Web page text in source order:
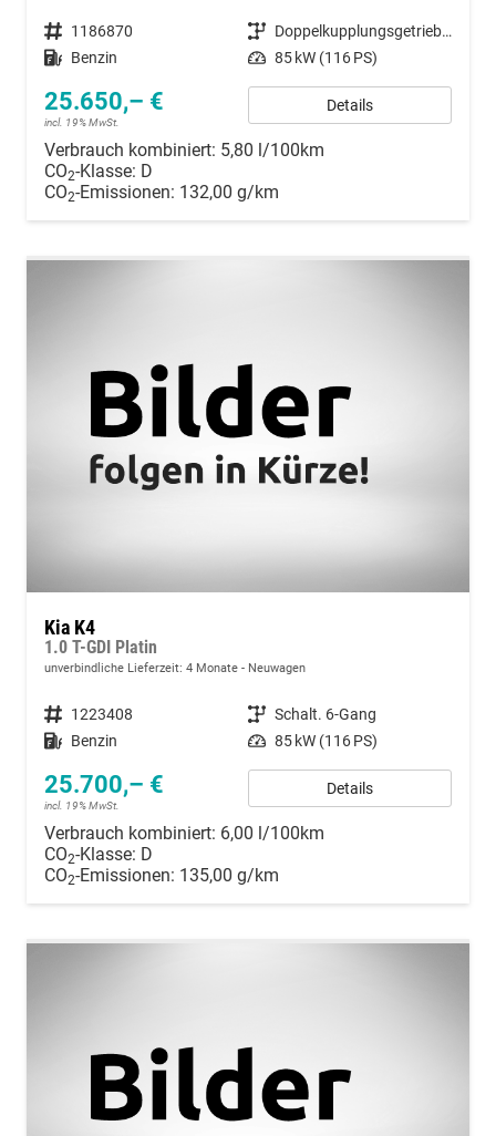
Fahrzeugnummer 1186870 Getriebe
Doppelkupplungsgetriebe (DSG)
Kraftstoff Benzin Leistung 85 kW (116 PS)
25.650,– €
incl. 19% MwSt.
Details
Verbrauch kombiniert: 5,80 l/100km
CO2-Klasse: D
CO2-Emissionen: 132,00 g/km
Kia K4
1.0 T-GDI Platin
unverbindliche Lieferzeit: 4 Monate Neuwagen
Fahrzeugnummer 1223408 Getriebe Schalt. 6-Gang
Kraftstoff Benzin Leistung 85 kW (116 PS)
25.700,– €
incl. 19% MwSt.
Details
Verbrauch kombiniert: 6,00 l/100km
CO2-Klasse: D
CO2-Emissionen: 135,00 g/km